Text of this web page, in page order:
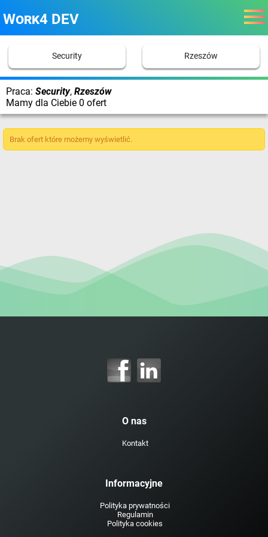
Work4 DEV
Security Rzeszów
Praca: Security, Rzeszów
Mamy dla Ciebie 0 ofert
Brak ofert które możemy wyświetlić.
O nas
Kontakt
Informacyjne
Polityka prywatności
Regulamin
Polityka cookies